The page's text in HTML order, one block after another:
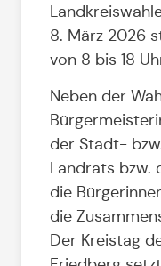
8. März 2026
von 8 bis 18
Neben der
der Stadt-
Landrats bzw.
die
die
Der Kreistag